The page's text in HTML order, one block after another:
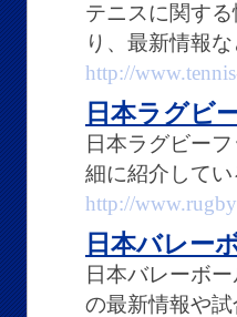
テニスに関す
り、最新情報
http://
日本ラグビ
日本ラグビー
細に紹介して
http://
日本バレー
日本バレーボ
の最新情報や